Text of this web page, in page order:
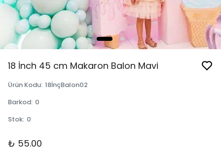
18 İnch 45 cm Makaron Balon Mavi
Ürün Kodu: 18İnçBalon02
Barkod: 0
Stok: 0
₺ 55.00